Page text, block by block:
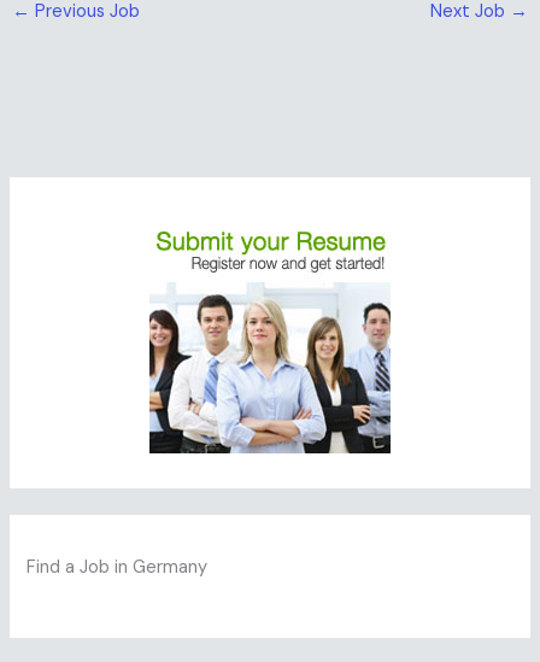
← Previous Job Next Job →
Find a Job in Germany